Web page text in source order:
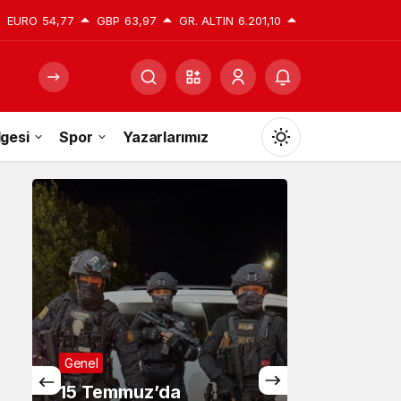
EURO 54,77 GBP 63,97 GR. ALTIN 6.201,10
Spor Yazarlarımız
Mod
değiştir
Gündüz Modu
Gündüz modunu seçin.
Gece Modu
Gece modunu seçin.